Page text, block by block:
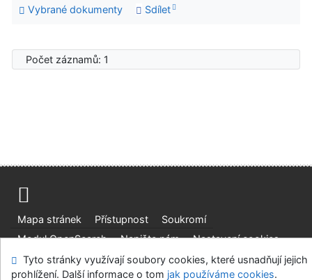
Vybrané dokumenty
Sdílet
Počet záznamů: 1
Mapa stránek Přístupnost
Soukromí
Modul OpenSearch
Napište nám Nastavení cookies
Vědecká knihovna UJEP
Tyto stránky využívají soubory cookies, které usnadňují jejich
prohlížení. Další informace o tom jak používáme cookies.